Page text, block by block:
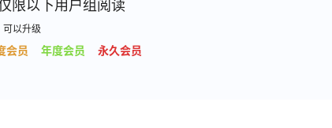
限以下用户组阅读
可以升级
会员 年度会员 永久会员